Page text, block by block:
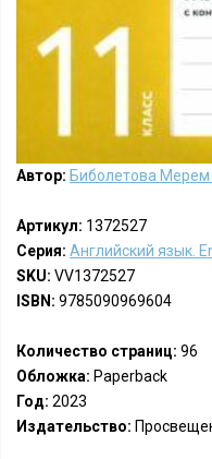
Автор: Биболетова Мерем
Артикул: 1372527
Серия: Английский язык.
SKU: VV1372527
ISBN: 9785090969604
Количество страниц: 96
Обложка: Paperback
Год: 2023
Издательство: